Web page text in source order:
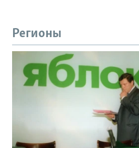
Регионы